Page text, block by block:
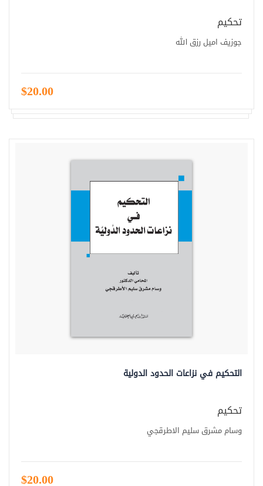
تحكيم
جوزيف اميل رزق الله
$20.00
التحكيم في نزاعات الحدود الدولية
تحكيم
وسام مشرق سليم الاطرقجي
$20.00